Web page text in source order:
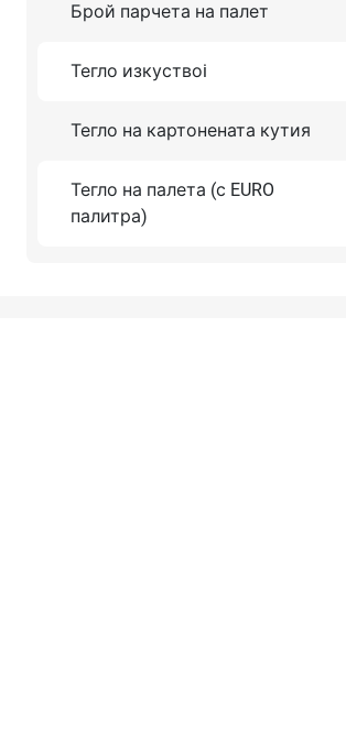
Брой парчета на палет
Тегло изкуствоi
Тегло на картонената кутия
Тегло на палета (с EURO
палитра)